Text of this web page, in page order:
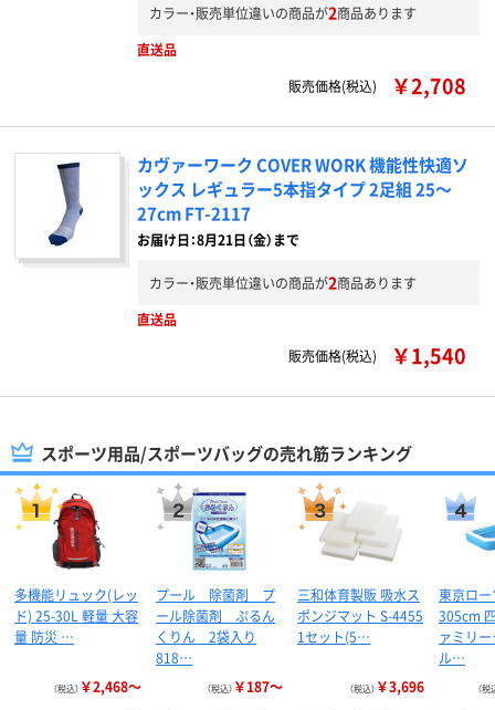
カラー・販売単位違いの商品が2商品あります
直送品
販売価格(税込)
￥2,708
カヴァーワーク COVER WORK 機能性快適ソ
ックス レギュラー5本指タイプ 2足組 25～
27cm FT-2117
お届け日：8月21日（金）まで
カラー・販売単位違いの商品が2商品あります
直送品
販売価格(税込)
￥1,540
スポーツ用品/スポーツバッグの売れ筋ランキング
多機能リュック(レッ
ド) 25-30L 軽量 大容
量 防災 …
（税込） ￥2,468～
プール 除菌剤 プ
ール除菌剤 ぷるん
くりん 2袋入り
818…
（税込） ￥187～
三和体育製販 吸水ス
ポンジマット S-4455
1セット(5…
（税込） ￥3,696
東京ロ
305cm
ァミリ
ル…
（税